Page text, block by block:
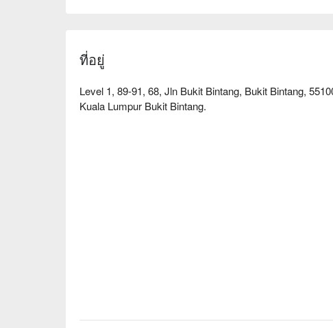
ที่อยู่
Level 1, 89-91, 68, Jln Bukit Bintang, Bukit Bintang,
Kuala Lumpur Bukit Bintang.